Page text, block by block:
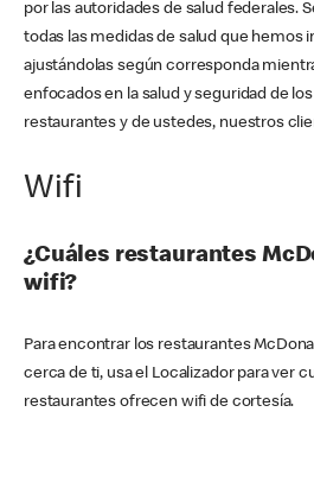
por las autoridades de salud federales.
todas las medidas de salud que hemos
ajustándolas según corresponda
enfocados en la salud y seguridad de
restaurantes y de ustedes, nuestros
Wifi
¿Cuáles restaurantes
wifi?
Para encontrar los restaurantes
cerca de ti, usa el Localizador para ver
restaurantes ofrecen wifi de cortesía.